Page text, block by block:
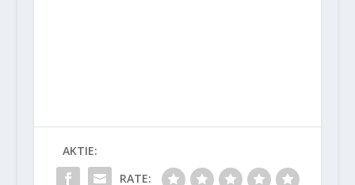
AKTIE:
RATE: